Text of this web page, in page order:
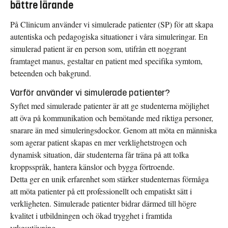
bättre lärande
På Clinicum använder vi simulerade patienter (SP) för att skapa
autentiska och pedagogiska situationer i våra simuleringar. En
simulerad patient är en person som, utifrån ett noggrant
framtaget manus, gestaltar en patient med specifika symtom,
beteenden och bakgrund.
Varför använder vi simulerade patienter?
Syftet med simulerade patienter är att ge studenterna möjlighet
att öva på kommunikation och bemötande med riktiga personer,
snarare än med simuleringsdockor. Genom att möta en människa
som agerar patient skapas en mer verklighetstrogen och
dynamisk situation, där studenterna får träna på att tolka
kroppsspråk, hantera känslor och bygga förtroende.
Detta ger en unik erfarenhet som stärker studenternas förmåga
att möta patienter på ett professionellt och empatiskt sätt i
verkligheten. Simulerade patienter bidrar därmed till högre
kvalitet i utbildningen och ökad trygghet i framtida